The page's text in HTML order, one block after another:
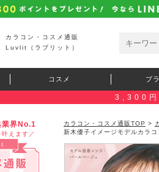
カラコン・コスメ通販
Luvlit（ラブリット）
コスメ ブ
3,300円
業界No.1
えます／
カラコン・コスメ通販TOP >
新木優子イメージモデルカラコ